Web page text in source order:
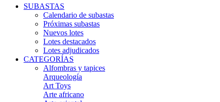
SUBASTAS
Calendario de subastas
Próximas subastas
Nuevos lotes
Lotes destacados
Lotes adjudicados
CATEGORÍAS
Alfombras y tapices
Arqueología
Art Toys
Arte africano